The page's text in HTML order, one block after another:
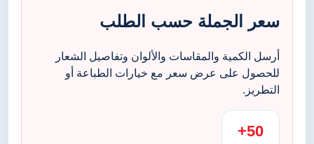
سعر الجملة حسب الطلب
أرسل الكمية والمقاسات والألوان وتفاصيل الشعار
للحصول على عرض سعر مع خيارات الطباعة أو
التطريز.
50+